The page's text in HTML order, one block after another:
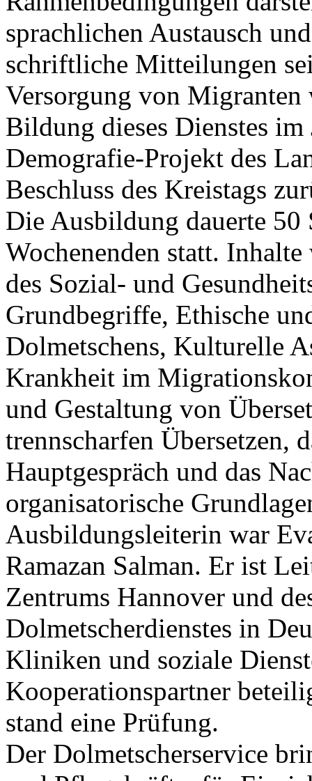
sprachlichen Austausch
schriftliche Mitteilungen
Versorgung von Migranten
Bildung dieses Dienstes
Demografie-Projekt des
Beschluss des Kreistags
Die Ausbildung dauerte 50
Wochenenden statt.
des Sozial- und
Grundbegriffe, Ethische
Dolmetschens, Kulturelle
Krankheit im
und Gestaltung von
trennscharfen Übersetzen,
Hauptgespräch und das
organisatorische
Ausbildungsleiterin war
Ramazan Salman. Er ist
Zentrums Hannover und
Dolmetscherdienstes in
Kliniken und soziale
Kooperationspartner
stand eine Prüfung.
Der Dolmetscherservice